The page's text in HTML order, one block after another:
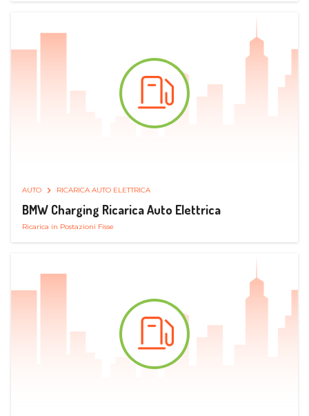
AUTO RICARICA AUTO ELETTRICA
BMW Charging Ricarica Auto Elettrica
Ricarica in Postazioni Fisse